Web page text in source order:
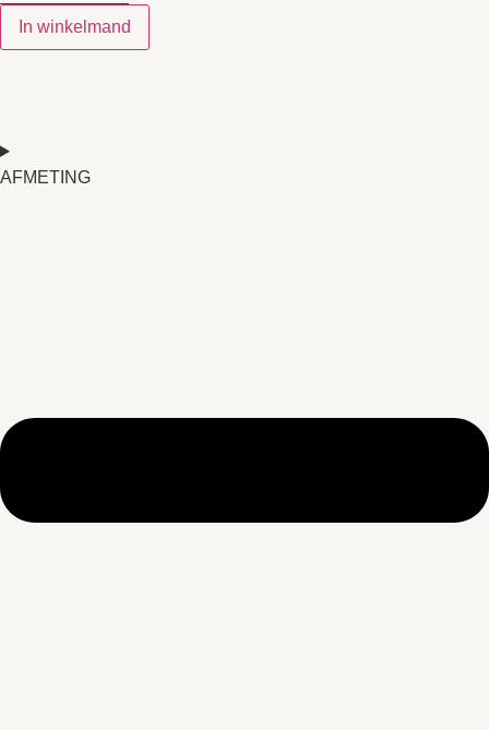
In winkelmand
AFMETING